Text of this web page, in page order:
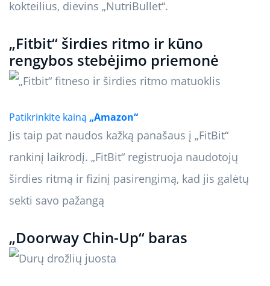
kokteilius, dievins „NutriBullet“.
„Fitbit“ širdies ritmo ir kūno
rengybos stebėjimo priemonė
Patikrinkite kainą „Amazon“
Jis taip pat naudos kažką panašaus į „FitBit“
rankinį laikrodį. „FitBit“ registruoja naudotojų
širdies ritmą ir fizinį pasirengimą, kad jis galėtų
sekti savo pažangą
„Doorway Chin-Up“ baras